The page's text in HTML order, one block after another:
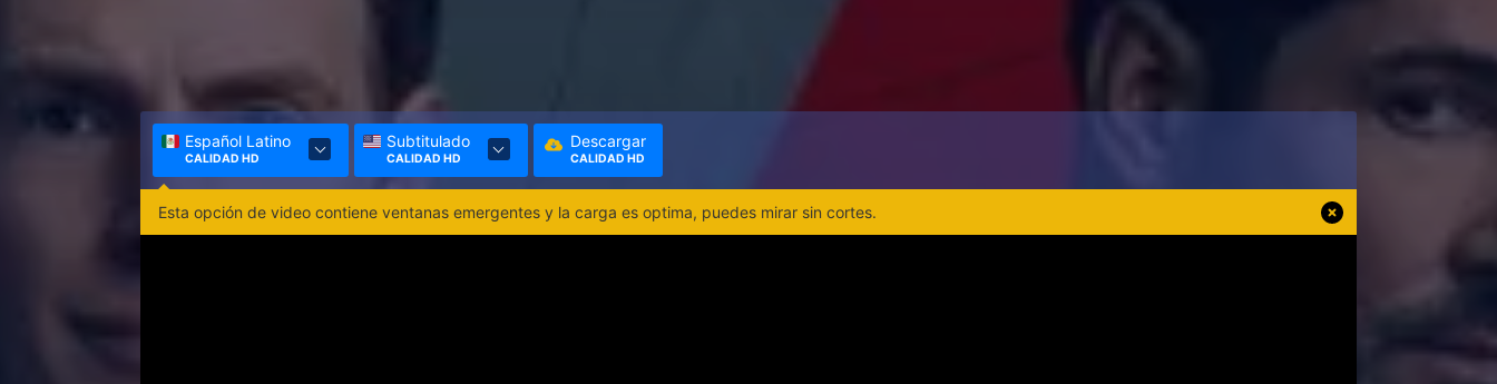
Español Latino
CALIDAD HD
Subtitulado
CALIDAD HD
Descargar
CALIDAD HD
Esta opción de video contiene ventanas emergentes y la carga es optima, puedes mirar sin cortes.